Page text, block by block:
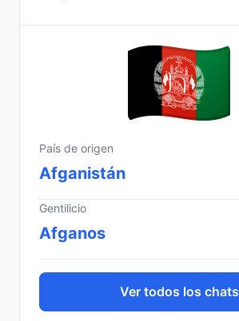
País de origen
Afganistán
Gentilicio
Afganos
Ver todos los chats